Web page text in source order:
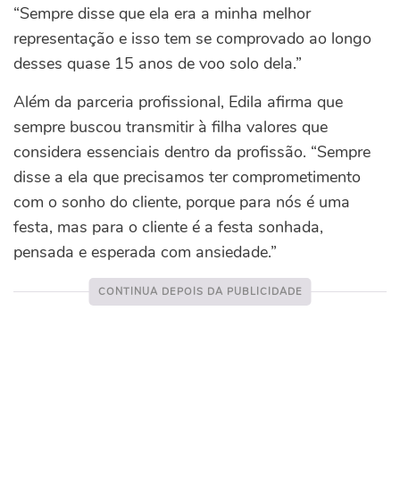
“Sempre disse que ela era a minha melhor
representação e isso tem se comprovado ao longo
desses quase 15 anos de voo solo dela.”
Além da parceria profissional, Edila afirma que
sempre buscou transmitir à filha valores que
considera essenciais dentro da profissão. “Sempre
disse a ela que precisamos ter comprometimento
com o sonho do cliente, porque para nós é uma
festa, mas para o cliente é a festa sonhada,
pensada e esperada com ansiedade.”